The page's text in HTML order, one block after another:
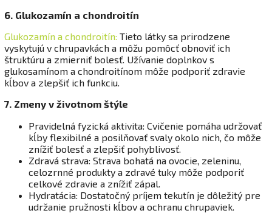
6. Glukozamín a chondroitín
Glukozamín a chondroitín: Tieto látky sa prirodzene
vyskytujú v chrupavkách a môžu pomôcť obnoviť ich
štruktúru a zmierniť bolesť. Užívanie doplnkov s
glukosamínom a chondroitínom môže podporiť zdravie
kĺbov a zlepšiť ich funkciu.
7. Zmeny v životnom štýle
Pravidelná fyzická aktivita: Cvičenie pomáha udržovať
kĺby flexibilné a posilňovať svaly okolo nich, čo môže
znížiť bolesť a zlepšiť pohyblivosť.
Zdravá strava: Strava bohatá na ovocie, zeleninu,
celozrnné produkty a zdravé tuky môže podporiť
celkové zdravie a znížiť zápal.
Hydratácia: Dostatočný príjem tekutín je dôležitý pre
udržanie pružnosti kĺbov a ochranu chrupaviek.